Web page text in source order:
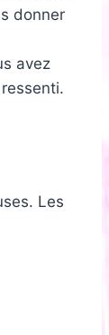
donner
avez
Les